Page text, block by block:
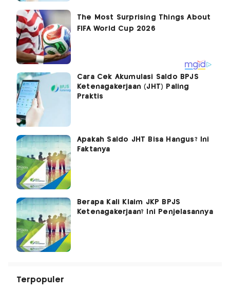
Cara Cek Akumulasi Saldo BPJS
Ketenagakerjaan (JHT) Paling
Praktis
Apakah Saldo JHT Bisa Hangus? Ini
Faktanya
Berapa Kali Klaim JKP BPJS
Ketenagakerjaan? Ini Penjelasannya
Terpopuler